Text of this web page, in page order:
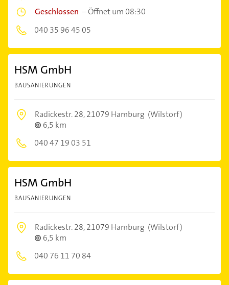
Geschlossen –Öffnet um 08:30
040 35 96 45 05
HSM GmbH
BAUSANIERUNGEN
Radickestr. 28,21079 Hamburg (Wilstorf)
6,5 km
040 47 19 03 51
HSM GmbH
BAUSANIERUNGEN
Radickestr. 28,21079 Hamburg (Wilstorf)
6,5 km
040 76 11 70 84